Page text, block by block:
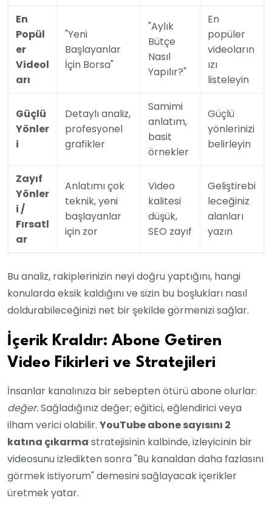
En
Popül
er
Videol
arı
"Yeni
Başlayanlar
İçin Borsa"
"Aylık
Bütçe
Nasıl
Yapılır?"
En
popüler
videoların
ızı
listeleyin
Güçlü
Yönler
i
Detaylı analiz,
profesyonel
grafikler
Samimi
anlatım,
basit
örnekler
Güçlü
yönlerinizi
belirleyin
Zayıf
Yönler
i /
Fırsatl
ar
Anlatımı çok
teknik, yeni
başlayanlar
için zor
Video
kalitesi
düşük,
SEO zayıf
Geliştirebi
leceğiniz
alanları
yazın
Bu analiz, rakiplerinizin neyi doğru yaptığını, hangi
konularda eksik kaldığını ve sizin bu boşlukları nasıl
doldurabileceğinizi net bir şekilde görmenizi sağlar.
İçerik Kraldır: Abone Getiren
Video Fikirleri ve Stratejileri
İnsanlar kanalınıza bir sebepten ötürü abone olurlar:
değer.Sağladığınız değer; eğitici, eğlendirici veya
ilham verici olabilir. YouTube abone sayısını 2
katına çıkarma stratejisinin kalbinde, izleyicinin bir
videosunu izledikten sonra "Bu kanaldan daha fazlasını
görmek istiyorum" demesini sağlayacak içerikler
üretmek yatar.